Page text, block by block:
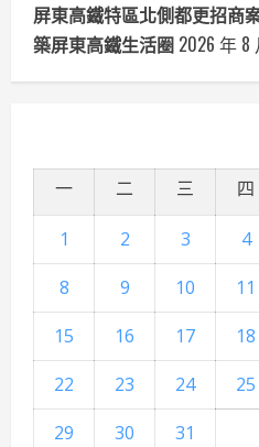
屏東高鐵特區北側都更招商
築屏東高鐵生活圈 2026 年 8
一 二 三 四
1 2 3 4
8
9 10 11
15
16 17 18
22
23 24 25
29
30
31